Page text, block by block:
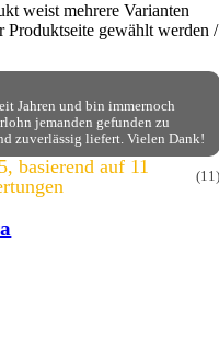
weist mehrere Varianten
Produktseite gewählt werden/
Jahren und bin immernoch
jemanden gefunden zu
zuverlässig liefert. Vielen Dank!
basierend auf 11
(11)